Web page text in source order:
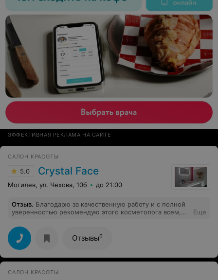
ЭФФЕКТИВНАЯ РЕКЛАМА НА САЙТЕ
САЛОН КРАСОТЫ
5.0 Crystal Face
Могилев, ул. Чехова, 10б до 21:00
Отзыв. Благодарю за качественную работу и с полной
уверенностью рекомендую этого косметолога всем,
Еще
Отзывы6
САЛОН КРАСОТЫ